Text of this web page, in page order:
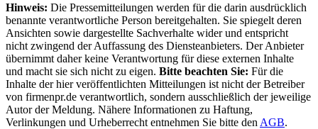
Hinweis: Die Pressemitteilungen werden für die darin ausdrücklich
benannte verantwortliche Person bereitgehalten. Sie spiegelt deren
Ansichten sowie dargestellte Sachverhalte wider und entspricht
nicht zwingend der Auffassung des Diensteanbieters. Der Anbieter
übernimmt daher keine Verantwortung für diese externen Inhalte
und macht sie sich nicht zu eigen. Bitte beachten Sie: Für die
Inhalte der hier veröffentlichten Mitteilungen ist nicht der Betreiber
von firmenpr.de verantwortlich, sondern ausschließlich der jeweilige
Autor der Meldung. Nähere Informationen zu Haftung,
Verlinkungen und Urheberrecht entnehmen Sie bitte den AGB.